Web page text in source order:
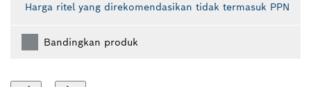
Harga ritel yang direkomendasikan tidak termasuk PPN
Bandingkan produk